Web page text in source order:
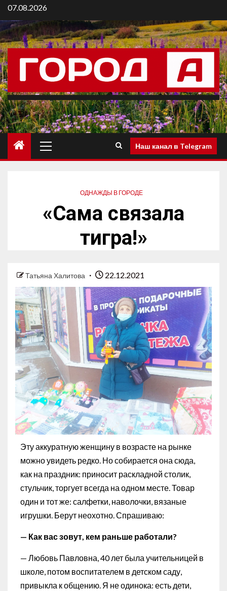
07.08.2026
Наш канал в Telegram
ОДНАЖДЫ В ГОРОДЕ
«Сама связала
тигра!»
Татьяна Халитова 22.12.2021
Эту аккуратную женщину в возрасте на рынке
можно увидеть редко. Но собирается она сюда,
как на праздник: приносит раскладной столик,
стульчик, торгует всегда на одном месте. Товар
один и тот же: салфетки, наволочки, вязаные
игрушки. Берут неохотно. Спрашиваю:
— Как вас зовут, кем раньше работали?
— Любовь Павловна, 40 лет была учительницей в
школе, потом воспитателем в детском саду,
привыкла к общению. Я не одинока: есть дети,